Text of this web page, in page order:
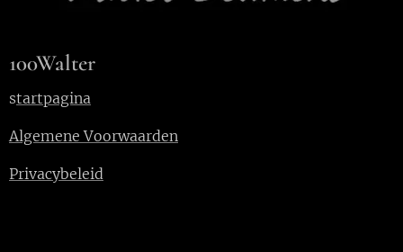
100Walter
startpagina
Algemene Voorwaarden
Privacybeleid